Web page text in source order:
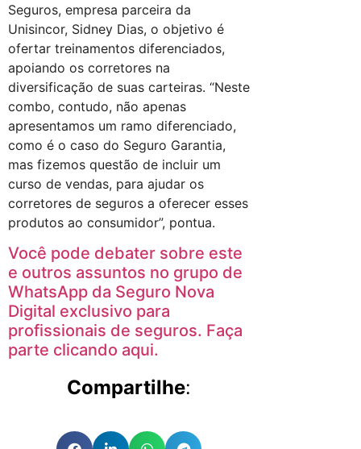
Seguros, empresa parceira da
Unisincor, Sidney Dias, o objetivo é
ofertar treinamentos diferenciados,
apoiando os corretores na
diversificação de suas carteiras. “Neste
combo, contudo, não apenas
apresentamos um ramo diferenciado,
como é o caso do Seguro Garantia,
mas fizemos questão de incluir um
curso de vendas, para ajudar os
corretores de seguros a oferecer esses
produtos ao consumidor”, pontua.
Você pode debater sobre este
e outros assuntos no grupo de
WhatsApp da Seguro Nova
Digital exclusivo para
profissionais de seguros. Faça
parte clicando aqui.
Compartilhe: